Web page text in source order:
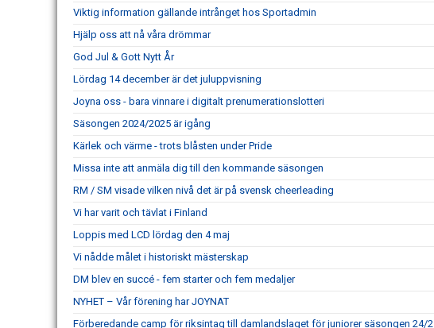
Viktig information gällande intrånget hos Sportadmin
Hjälp oss att nå våra drömmar
God Jul & Gott Nytt År
Lördag 14 december är det juluppvisning
Joyna oss - bara vinnare i digitalt prenumerationslotteri
Säsongen 2024/2025 är igång
Kärlek och värme - trots blåsten under Pride
Missa inte att anmäla dig till den kommande säsongen
RM / SM visade vilken nivå det är på svensk cheerleading
Vi har varit och tävlat i Finland
Loppis med LCD lördag den 4 maj
Vi nådde målet i historiskt mästerskap
DM blev en succé - fem starter och fem medaljer
NYHET – Vår förening har JOYNAT
Förberedande camp för riksintag till damlandslaget för juniorer säsongen 24/